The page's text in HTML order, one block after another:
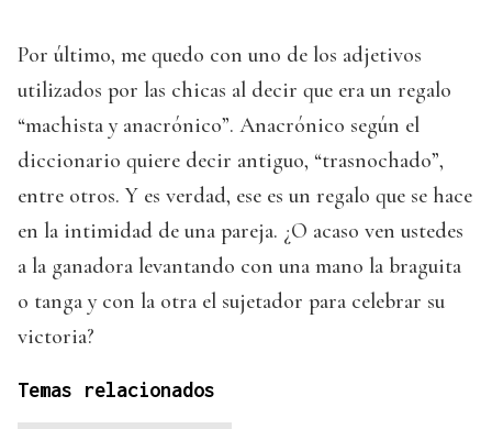
Por último, me quedo con uno de los adjetivos
utilizados por las chicas al decir que era un regalo
“machista y anacrónico”. Anacrónico según el
diccionario quiere decir antiguo, “trasnochado”,
entre otros. Y es verdad, ese es un regalo que se hace
en la intimidad de una pareja. ¿O acaso ven ustedes
a la ganadora levantando con una mano la braguita
o tanga y con la otra el sujetador para celebrar su
victoria?
Temas relacionados